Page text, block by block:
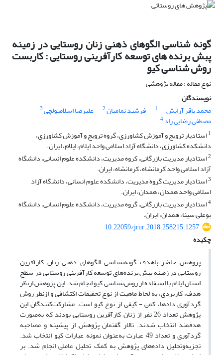
گونه شناسی الگوهای ذهنی زنان روستایی در زمینه
پبش برنده های توسعه کارآفرینی روستایی : کاربست
روش شناسی کیو
نوع مقاله : مقاله پژوهشی
نویسندگان
محمد باقر آرایش
1 فرشید نمامیان2 علیرضا اسلامبولچی3
مصطفی رضایی راد4
1استادیار ترویج و آموزش کشاورزی، گروه ترویج و آموزش کشاورزی،
دانشکده کشاورزی، دانشگاه آزاد اسلامی واحد ایلام، ایلام، ایران.
2استادیار مدیریت بازرگانی، کروه مدیریت، دانشکده علوم انسانی، دانشگاه
آزاد اسلامی واحد کرمانشاه، کرمانشاه، ایران.
3استادیار مدیریت گروه مدیریت، دانشکده علوم انسانی، دانشگاه آزاد
اسلامی واحد همدان، همدان، ایران.
4استادیار مدیریت بازرگانی، گروه مدیریت، دانشکده علوم انسانی، دانشگاه
بوعلی سینا، همدان، ایران.
10.22059/jrur.2018.258215.1257
چکیده
پژوهش حاضر باهدف گونه‌شناسی الگوهای ذهنی زنان کارآفرین
روستایی در زمینه پیش برنده‌های توسعه کارآفرینی روستایی در سطح
استان ایلام با استفاده از روش‌شناسی کیو انجام شد. این پژوهش ازنظر
هدف، کاربردی، به لحاظ ماهیت از نوع تحقیقات اکتشافی و ازنظر روش
گردآوری دادها، کمی - کیفی از نوع کیو است. مشارکت‌کنندگان این
پژوهش تعداد 26 نفر از زنان کارآفرین روستایی بودند که به‌صورت
هدفمند انتخاب شدند. تالار گفتمان پژوهش از پیشینه و مصاحبه
گردآوری و تعداد 49 عبارت به‌عنوان نمونه عبارات کیو انتخاب شد.
تجزیه‌وتحلیل داده‌های پژوهش به کمک تحلیل عاملی انجام شد. بر